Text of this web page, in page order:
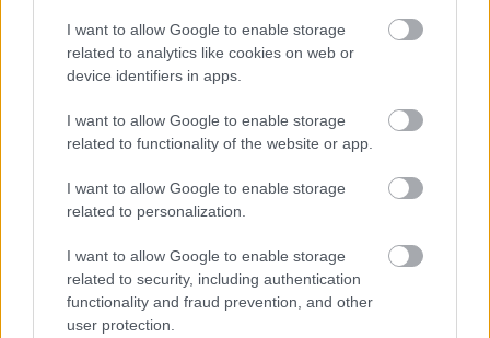
I want to allow Google to enable storage
related to analytics like cookies on web or
device identifiers in apps.
I want to allow Google to enable storage
related to functionality of the website or app.
I want to allow Google to enable storage
related to personalization.
I want to allow Google to enable storage
related to security, including authentication
functionality and fraud prevention, and other
user protection.
Ιστορία –φωτιά θα πέσει να μας κάψει. Για τις
πρώτες, αναγνωριστικές σου βόλτες σημείωσε τα
«Ισπανικά Σκαλιά» της Piazza di Spagna που
λέγαμε στην αρχή, τα vintage στέκια του
Trastevere, του Monti και του San Lorenzo, τη
της, και τις «βασίλισσες της νύχτας» γειτονιές
Garbatella. Το Culture Trip έχειεδώ μια
αναλυτικότατη, ενδιαφέρουσα λίσταμε τις πιο
κουλ γειτονιές της Ρώμης.